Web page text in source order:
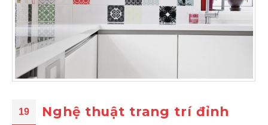
19
Nghệ thuật trang trí đỉnh